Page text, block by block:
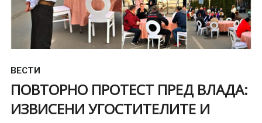
ВЕСТИ
ПОВТОРНО ПРОТЕСТ ПРЕД ВЛАДА:
ИЗВИСЕНИ УГОСТИТЕЛИТЕ И